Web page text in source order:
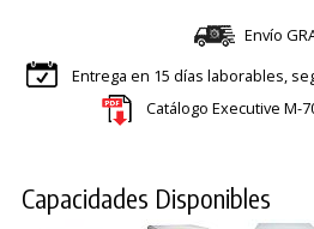
Envío
Entrega en 15 días laborables,
Catálogo Executive M-
Capacidades Disponibles